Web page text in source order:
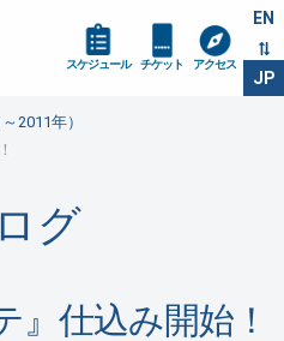
EN
JP
スケジュール チケット アクセス
2011年）
グ
』仕込み開始！